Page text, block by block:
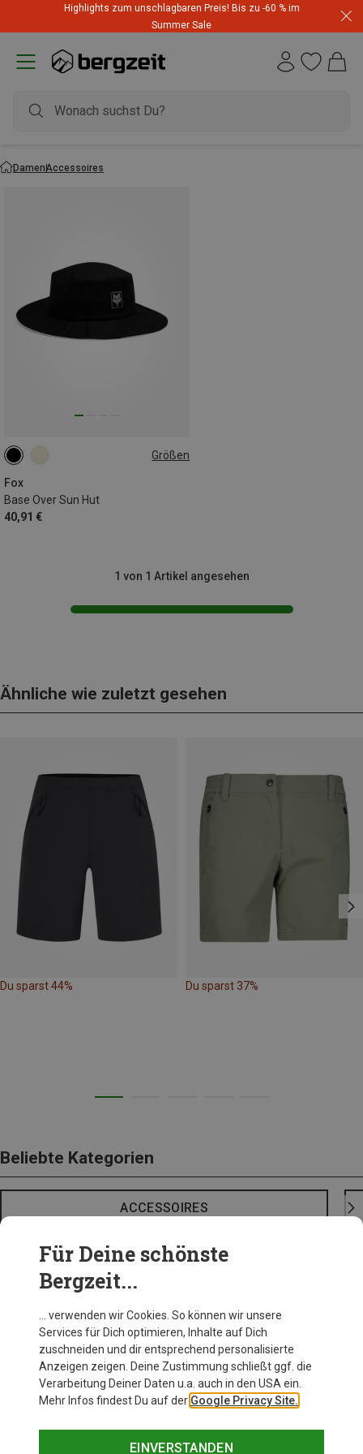
Highlights zum unschlagbaren Preis! Bis zu -60 % im
Summer Sale
DamenAccessoires
Größen
Fox
Base Over Sun Hut
40,91 €
L|XL
1 von 1 Artikel angesehen
Ähnliche wie zuletzt gesehen
Du sparst 44% Du sparst 37%
Beliebte Kategorien
ACCESSOIRES
Für Deine schönste
Bergzeit...
… verwenden wir Cookies. So können wir unsere
Services für Dich optimieren, Inhalte auf Dich
zuschneiden und dir entsprechend personalisierte
Anzeigen zeigen. Deine Zustimmung schließt ggf. die
Verarbeitung Deiner Daten u.a. auch in den USA ein.
Mehr Infos findest Du auf der Google Privacy Site.
EINVERSTANDEN